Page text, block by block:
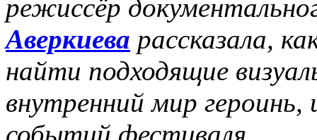
режиссёр
Аверкиева рассказала,
найти подходящие
внутренний мир
событий фестиваля.